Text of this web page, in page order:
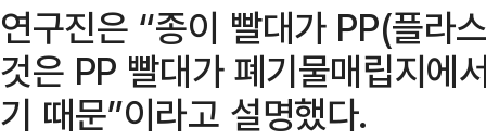
연구진은 “종이 빨대가 PP(플라
것은 PP 빨대가 폐기물매립지에
기 때문”이라고 설명했다.